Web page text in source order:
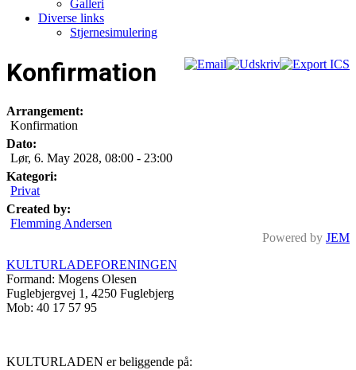
Galleri
Diverse links
Stjernesimulering
Konfirmation
Arrangement:
Konfirmation
Dato:
Lør, 6. May 2028, 08:00 - 23:00
Kategori:
Privat
Created by:
Flemming Andersen
Powered by JEM
KULTURLADEFORENINGEN
Formand: Mogens Olesen
Fuglebjergvej 1, 4250 Fuglebjerg
Mob: 40 17 57 95
KULTURLADEN er beliggende på: